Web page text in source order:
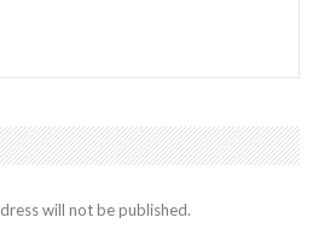
will not be published.